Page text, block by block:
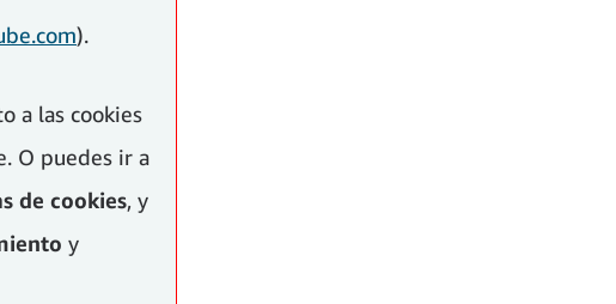
).
a las cookies
O puedes ir a
de cookies, y
y